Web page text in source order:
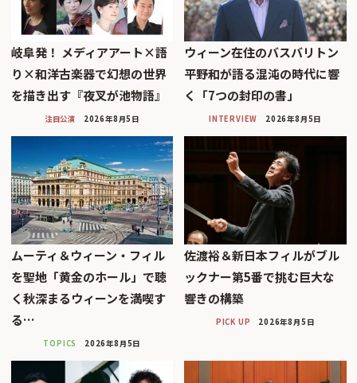
岐阜発！ メディアアート×語
り×和洋古楽器で幻想の世界
を描き出す『夜叉が池物語』
注目公演 2026年8月5日
ウィーン在住のバスバリトン
平野和が語る混沌の時代に響
く「7つの封印の書」
INTERVIEW 2026年8月5日
ムーティ＆ウィーン・フィル
を聖地「黄金のホール」で聴
く秋深まるウィーンを満喫す
る…
TOPICS 2026年8月5日
佐渡裕＆新日本フィルがブル
ックナー第5番で挑む巨大な
響きの構築
PICK UP 2026年8月5日